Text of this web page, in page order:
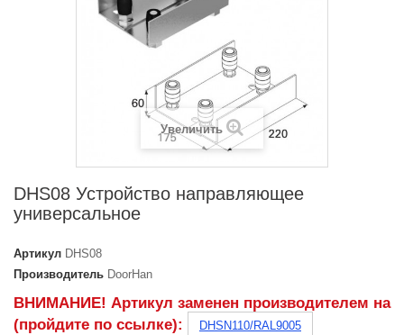
Увеличить
DHS08 Устройство направляющее
универсальное
Артикул DHS08
Производитель DoorHan
ВНИМАНИЕ! Артикул заменен производителем на
(пройдите по ссылке):
DHSN110/RAL9005